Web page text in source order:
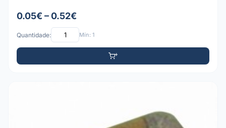
0.05€ – 0.52€
Quantidade: Mín: 1